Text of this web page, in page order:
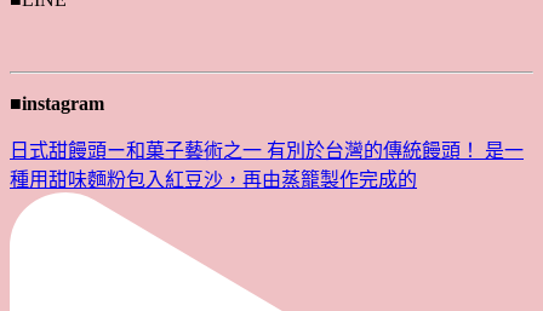
■instagram
日式甜饅頭ー和菓子藝術之一 有別於台灣的傳統饅頭！ 是一
種用甜味麵粉包入紅豆沙，再由蒸籠製作完成的